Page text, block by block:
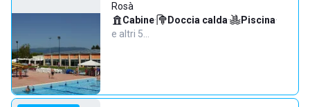
Rosà
Cabine· Doccia calda· Piscina·
e altri 5…